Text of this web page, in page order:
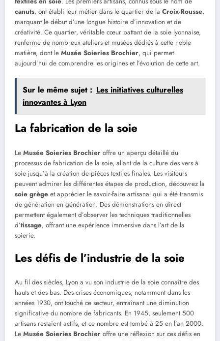
canuts, ont établi leur métier dans le quartier de la Croix-Rousse,
marquant le début d’une longue histoire d’innovation et de
créativité. Ce quartier, véritable cœur battant de la soie lyonnaise,
renferme de nombreux ateliers et musées dédiés à cette noble
matière, dont le Musée Soieries Brochier, qui permet
aujourd’hui de comprendre les origines et l’évolution de cette art.
Sur le même sujet : Les initiatives culturelles
innovantes à Lyon
La fabrication de la soie
Le Musée Soieries Brochier offre un aperçu détaillé du
processus de fabrication de la soie, allant de la culture des vers à
soie jusqu’à la création de pièces textiles finales. Les visiteurs
peuvent admirer les différentes étapes de production, découvrez la
soie grège et apprécier le savoir-faire artisanal qui a été transmis
de génération en génération. Des démonstrations en direct
permettent également d’observer les techniques traditionnelles
d’tissage, offrant une expérience immersive dans l’art de la
soierie.
Les défis de l’industrie de la soie
Au fil des siècles, Lyon a vu son industrie de la soie connaître des
hauts et des bas. Des crises économiques, notamment dans les
années 1930, ont touché ce secteur, entraînant une diminution
significative du nombre de fabricants. En 1945, seulement 500
artisans restaient actifs, et ce nombre est tombé à 25 en l’an 2000.
Le Musée Soieries Brochier offre une réflexion sur ces défis en